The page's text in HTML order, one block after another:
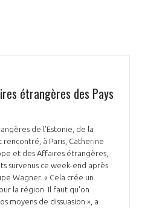
étrangères des Pays
de l’Estonie, de la
à Paris, Catherine
et des Affaires étrangères,
survenus ce week-end après
Wagner. « Cela crée un
la région. Il faut qu'on
moyens de dissuasion », a